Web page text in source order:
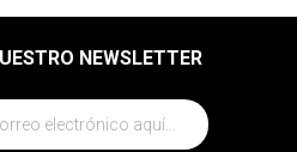
NEWSLETTER